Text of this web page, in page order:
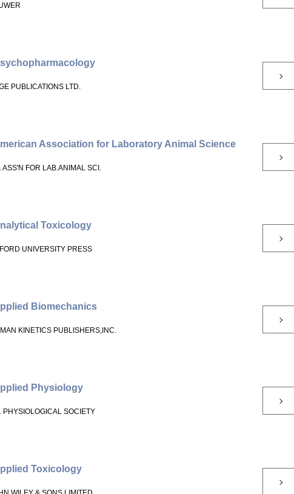
PUBLICATIONS LTD.
Association for Laboratory Animal Science
FOR LAB.ANIMAL SCI.
Toxicology
UNIVERSITY PRESS
Biomechanics
KINETICS PUBLISHERS,INC.
Physiology
PHYSIOLOGICAL SOCIETY
Toxicology